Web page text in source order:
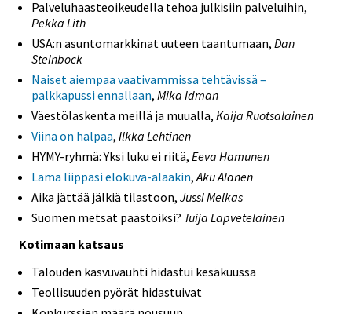
Palveluhaasteoikeudella tehoa julkisiin palveluihin,
Pekka Lith
USA:n asuntomarkkinat uuteen taantumaan, Dan
Steinbock
Naiset aiempaa vaativammissa tehtävissä –
palkkapussi ennallaan, Mika Idman
Väestölaskenta meillä ja muualla, Kaija Ruotsalainen
Viina on halpaa, Ilkka Lehtinen
HYMY-ryhmä: Yksi luku ei riitä, Eeva Hamunen
Lama liippasi elokuva-alaakin,Aku Alanen
Aika jättää jälkiä tilastoon, Jussi Melkas
Suomen metsät päästöiksi? Tuija Lapveteläinen
Kotimaan katsaus
Talouden kasvuvauhti hidastui kesäkuussa
Teollisuuden pyörät hidastuivat